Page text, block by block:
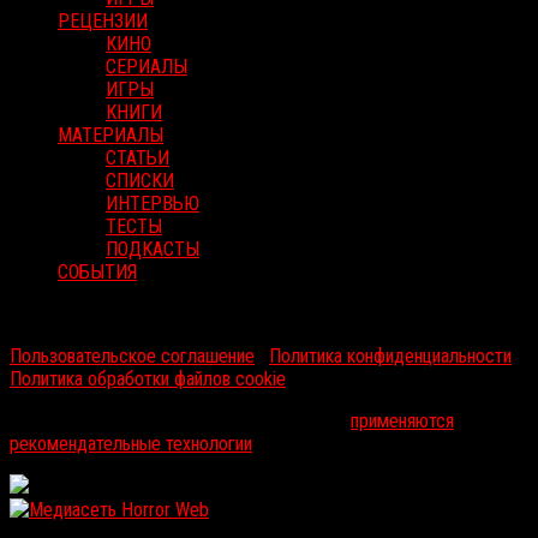
РЕЦЕНЗИИ
КИНО
СЕРИАЛЫ
ИГРЫ
КНИГИ
МАТЕРИАЛЫ
СТАТЬИ
СПИСКИ
ИНТЕРВЬЮ
ТЕСТЫ
ПОДКАСТЫ
СОБЫТИЯ
Пользовательское соглашение
Политика конфиденциальности
Политика обработки файлов cookie
применяются
рекомендательные технологии